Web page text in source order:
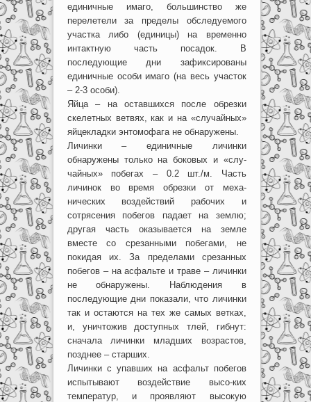
единичные имаго, большинство же
перелетели за пределы обследуемого
участка либо (единицы) на временно
интактную часть посадок. В
последующие дни зафиксированы
единичные особи имаго (на весь участок
– 2-3 особи).
Яйца – на оставшихся после обрезки
скелетных ветвях, как и на «случайных»
яйцекладки энтомофага не обнаружены.
Личинки – единичные личинки
обнаружены только на боковых и «слу-
чайных» побегах – 0.2 шт./м. Часть
личинок во время обрезки от меха-
нических воздействий рабочих и
сотрясения побегов падает на землю;
другая часть оказывается на земле
вместе со срезанными побегами, не
покидая их. За пределами срезанных
побегов – на асфальте и траве – личинки
не обнаружены. Наблюдения в
последующие дни показали, что личинки
так и остаются на тех же самых ветках,
и, уничтожив доступных тлей, гибнут:
сначала личинки младших возрастов,
позднее – старших.
Личинки с упавших на асфальт побегов
испытывают воздействие высо-ких
температур, и проявляют высокую